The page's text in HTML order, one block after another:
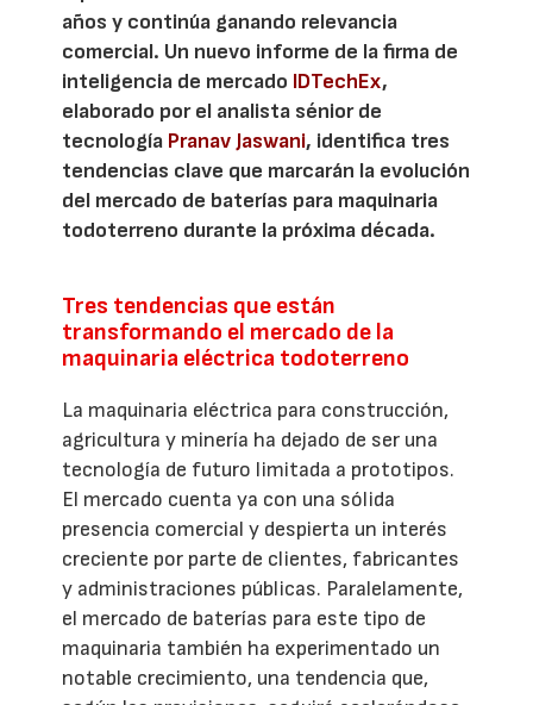
años y continúa ganando relevancia
comercial. Un nuevo informe de la firma de
inteligencia de mercado IDTechEx,
elaborado por el analista sénior de
tecnología Pranav Jaswani, identifica tres
tendencias clave que marcarán la evolución
del mercado de baterías para maquinaria
todoterreno durante la próxima década.
Tres tendencias que están
transformando el mercado de la
maquinaria eléctrica todoterreno
La maquinaria eléctrica para construcción,
agricultura y minería ha dejado de ser una
tecnología de futuro limitada a prototipos.
El mercado cuenta ya con una sólida
presencia comercial y despierta un interés
creciente por parte de clientes, fabricantes
y administraciones públicas. Paralelamente,
el mercado de baterías para este tipo de
maquinaria también ha experimentado un
notable crecimiento, una tendencia que,